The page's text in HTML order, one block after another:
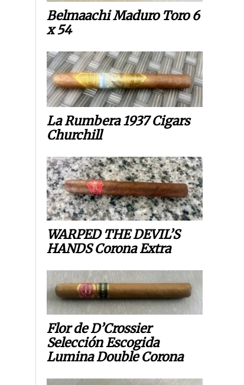
Belmaachi Maduro Toro 6
x 54
La Rumbera 1937 Cigars
Churchill
WARPED THE DEVIL’S
HANDS Corona Extra
Flor de D’Crossier
Selección Escogida
Lumina Double Corona